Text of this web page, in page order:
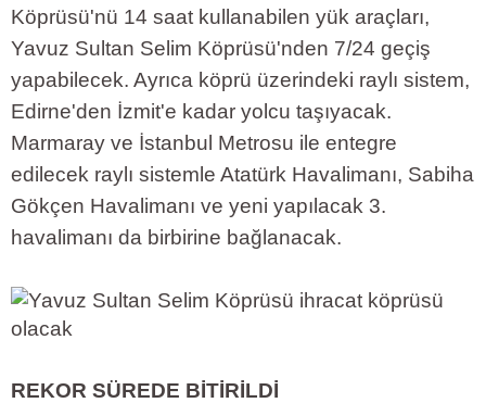
Köprüsü'nü 14 saat kullanabilen yük araçları,
Yavuz Sultan Selim Köprüsü'nden 7/24 geçiş
yapabilecek. Ayrıca köprü üzerindeki raylı sistem,
Edirne'den İzmit'e kadar yolcu taşıyacak.
Marmaray ve İstanbul Metrosu ile entegre
edilecek raylı sistemle Atatürk Havalimanı, Sabiha
Gökçen Havalimanı ve yeni yapılacak 3.
havalimanı da birbirine bağlanacak.
REKOR SÜREDE BİTİRİLDİ